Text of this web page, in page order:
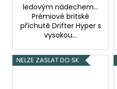
ledovým nádechem...
Prémiové britské
příchutě Drifter Hyper s
vysokou...
NELZE ZASLAT DO SK